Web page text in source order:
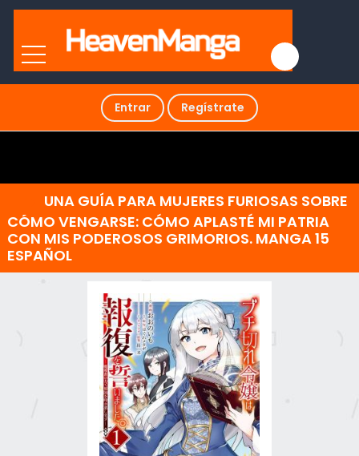
Entrar Regístrate
UNA GUÍA PARA MUJERES FURIOSAS SOBRE
CÓMO VENGARSE: CÓMO APLASTÉ MI PATRIA
CON MIS PODEROSOS GRIMORIOS. MANGA 15
ESPAÑOL